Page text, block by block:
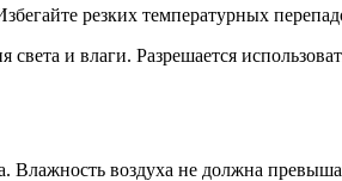
резких температурных
и влаги. Разрешается
Влажность воздуха не должна